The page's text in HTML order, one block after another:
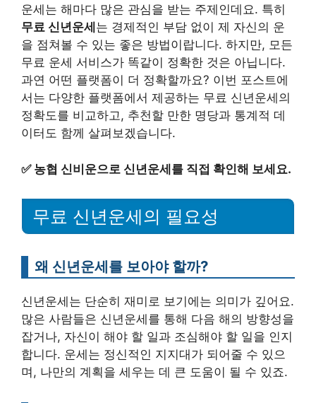
운세는 해마다 많은 관심을 받는 주제인데요. 특히
무료 신년운세 는 경제적인 부담 없이 제 자신의 운
을 점쳐볼 수 있는 좋은 방법이랍니다. 하지만, 모든
무료 운세 서비스가 똑같이 정확한 것은 아닙니다.
과연 어떤 플랫폼이 더 정확할까요? 이번 포스트에
서는 다양한 플랫폼에서 제공하는 무료 신년운세의
정확도를 비교하고, 추천할 만한 명당과 통계적 데
이터도 함께 살펴보겠습니다.
✅ 농협 신비운으로 신년운세를 직접 확인해 보세요.
무료 신년운세의 필요성
왜 신년운세를 보아야 할까?
신년운세는 단순히 재미로 보기에는 의미가 깊어요.
많은 사람들은 신년운세를 통해 다음 해의 방향성을
잡거나, 자신이 해야 할 일과 조심해야 할 일을 인지
합니다. 운세는 정신적인 지지대가 되어줄 수 있으
며, 나만의 계획을 세우는 데 큰 도움이 될 수 있죠.